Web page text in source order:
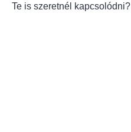
Te is szeretnél kapcsolódni?